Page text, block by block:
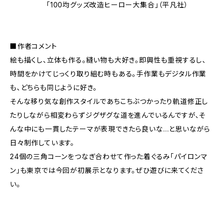
「100均グッズ改造ヒーロー大集合」（平凡社）
■作者コメント
絵も描くし、立体も作る。縫い物も大好き。即興性も重視するし、
時間をかけてじっくり取り組む時もある。手作業もデジタル作業
も、どちらも同じように好き。
そんな移り気な創作スタイルであちこちぶつかったり軌道修正し
たりしながら相変わらずジグザグな道を進んでいるんですが、そ
んな中にも一貫したテーマが表現できたら良いな…と思いながら
日々制作しています。
24個の三角コーンをつなぎ合わせて作った着ぐるみ「パイロンマ
ン」も東京では今回が初展示となります。ぜひ遊びに来てくださ
い。